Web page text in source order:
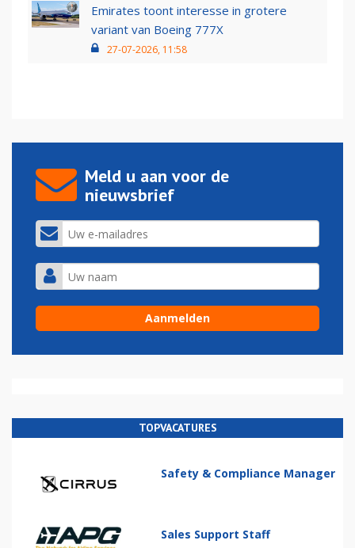
Emirates toont interesse in grotere
variant van Boeing 777X
27-07-2026, 11:58
Meld u aan voor de
nieuwsbrief
TOPVACATURES
Safety & Compliance Manager
Sales Support Staff